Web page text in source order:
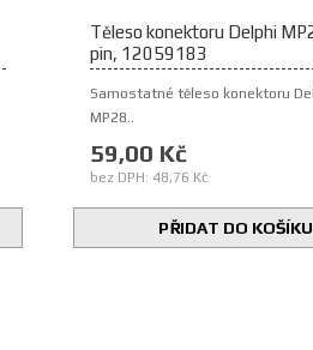
Těleso konektoru Delphi
pin, 12059183
Samostatné těleso konektoru
MP28..
59,00 Kč
bez DPH: 48,76 Kč
PŘIDAT DO KOŠÍKU